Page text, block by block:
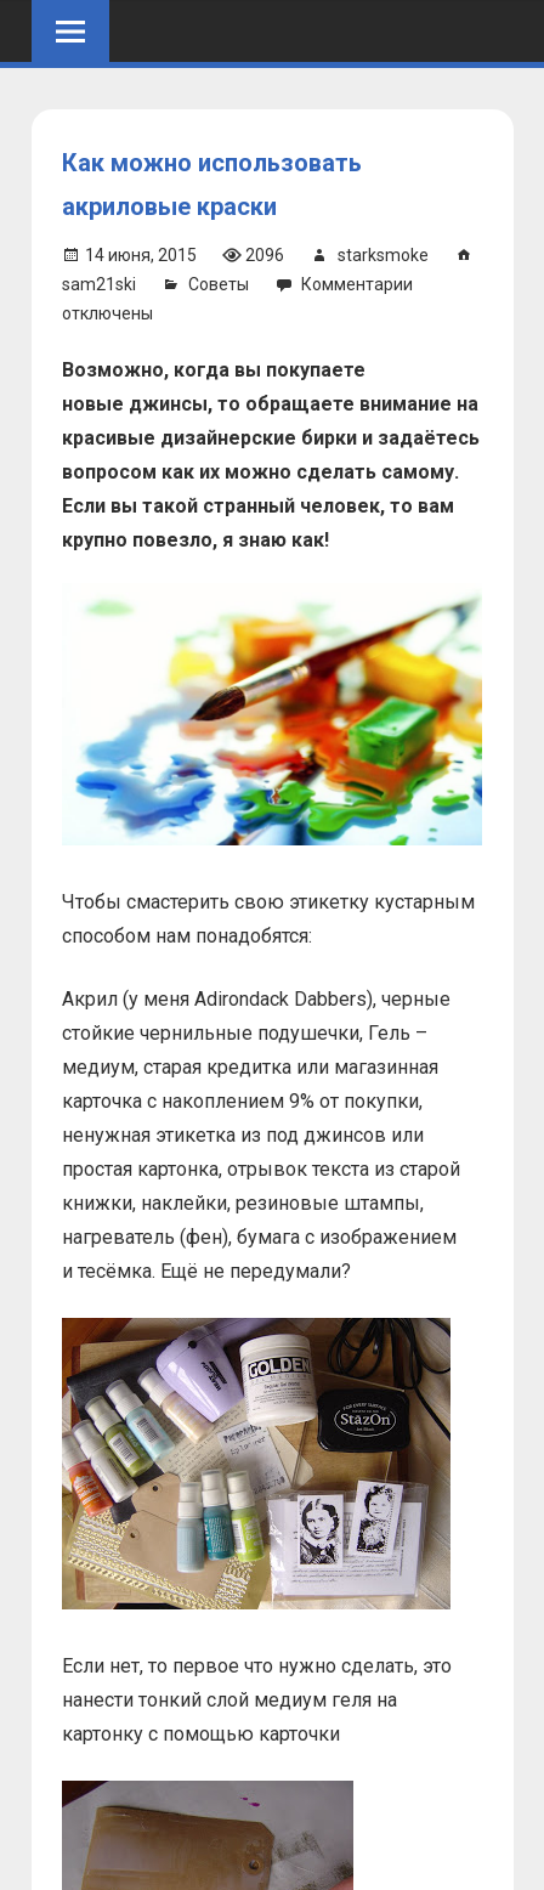
Как можно использовать
акриловые краски
14 июня, 2015 2096
starksmoke
sam21ski
Советы Комментарии
использовать
акриловые
отключены
Возможно, когда вы покупаете
новые джинсы, то обращаете внимание на
красивые дизайнерские бирки и задаётесь
вопросом как их можно сделать самому.
Если вы такой странный человек, то вам
крупно повезло, я знаю как!
Чтобы смастерить свою этикетку кустарным
способом нам понадобятся:
Акрил (у меня Adirondack Dabbers), черные
стойкие чернильные подушечки, Гель –
медиум, старая кредитка или магазинная
карточка с накоплением 9% от покупки,
ненужная этикетка из под джинсов или
простая картонка, отрывок текста из старой
книжки, наклейки, резиновые штампы,
нагреватель (фен), бумага с изображением
и тесёмка. Ещё не передумали?
Если нет, то первое что нужно сделать, это
нанести тонкий слой медиум геля на
картонку с помощью карточки